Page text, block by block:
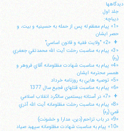
دیدگاهها
جلد اول
ديباچه:
«1» پيام معظم له پس از حمله به حسينيه و بيت، و
حصر ايشان
+ «2» "ولايت فقيه و قانون اساسي"
«3» پيام به مناسبت رحلت آيت الله محمدتقي جعفري
(ره)
«4» پيام به مناسبت شهادت مظلومانه آقاي فروهر و
همسر محترمه ايشان
«5» توصيه هايي به روزنامه خرداد
«6» پيام به مناسبت قتلهاي فجيع سال 1377
+ «7» در آستانه بيستمين سالگرد انقلاب اسلامي
«8» پيام به مناسبت رحلت مظلومانه آيت الله آذري
قمي (ره)
«9» در باب تزاحم (دين، مدارا و خشونت)
«10» پيام به مناسبت شهادت مظلومانه سپهبد صياد